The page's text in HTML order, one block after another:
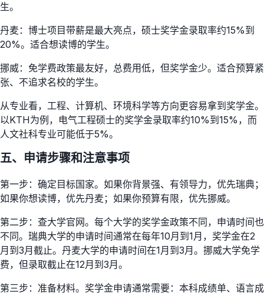
生。
丹麦：博士项目带薪是最大亮点，硕士奖学金录取率约15%到
20%。适合想读博的学生。
挪威：免学费政策最友好，总费用低，但奖学金少。适合预算紧
张、不追求名校的学生。
从专业看，工程、计算机、环境科学等方向更容易拿到奖学金。
以KTH为例，电气工程硕士的奖学金录取率约10%到15%，而
人文社科专业可能低于5%。
五、申请步骤和注意事项
第一步：确定目标国家。如果你背景强、有领导力，优先瑞典；
如果你想读博，优先丹麦；如果你预算有限，优先挪威。
第二步：查大学官网。每个大学的奖学金政策不同，申请时间也
不同。瑞典大学的申请时间通常在每年10月到1月，奖学金在2
月到3月截止。丹麦大学的申请时间在1月到3月。挪威大学免学
费，但录取截止在12月到3月。
第三步：准备材料。奖学金申请通常需要：本科成绩单、语言成